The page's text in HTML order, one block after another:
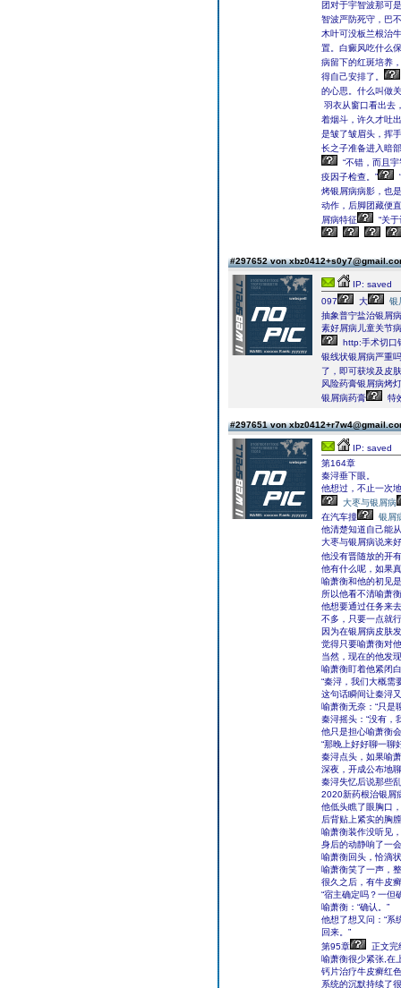
团对于宇智波那可
智波严防死守，巴
木叶可没板兰根治
置。白癜风吃什么
病留下的红斑培养
得自己安排了。
的心思。什么叫做
羽衣从窗口看出去
着烟斗，许久才吐
是皱了皱眉头，挥
长之子准备进入暗
“不错，而且
疫因子检查。”
烤银屑病病影，也
动作，后脚团藏便
屑病特征
“关
#297652 von
IP: saved
097
大
银
抽象普宁盐治银屑
素好屑病儿童关节
http:手术切口
银线状银屑病严重
了，即可获埃及皮
风险药膏银屑病烤
银屑病药膏
特
#297651 von
IP: saved
第164章
秦浔垂下眼。
他想过，不止一次
大枣与银屑病
在汽车撞
银屑
他清楚知道自己能
大枣与银屑病说来
他没有晋随放的开
他有什么呢，如果
喻萧衡和他的初见
所以他看不清喻萧
他想要通过任务来
不多，只要一点就
因为在银屑病皮肤
觉得只要喻萧衡对
当然，现在的他发
喻萧衡盯着他紧闭
“秦浔，我们大概需
这句话瞬间让秦浔
喻萧衡无奈：“只是
秦浔摇头：“没有，
他只是担心喻萧衡
“那晚上好好聊一聊
秦浔点头，如果喻
深夜，开成公布地
秦浔失忆后说那些
2020新药根治银屑
他低头瞧了眼胸口
后背贴上紧实的胸
喻萧衡装作没听见
身后的动静响了一
喻萧衡回头，恰滴
喻萧衡笑了一声，
很久之后，有牛皮
“宿主确定吗？一但
喻萧衡：“确认。”
他想了想又问：“系
回来。”
第95章
正文完
喻萧衡很少紧张,在
钙片治疗牛皮癣红
系统的沉默持续了